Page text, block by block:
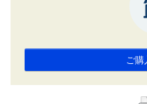
ご購